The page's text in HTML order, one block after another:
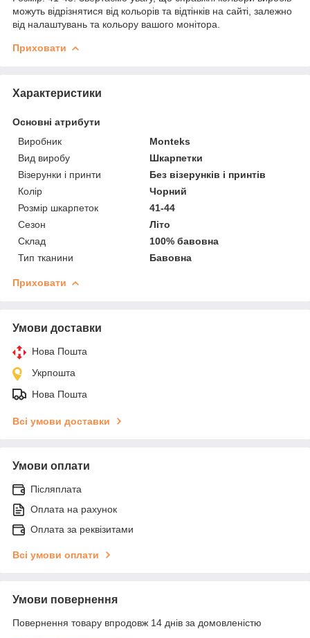
можуть відрізнятися від кольорів та відтінків на сайті, залежно
від налаштувань та кольору вашого монітора.
Приховати
Характеристики
Основні атрибути
Виробник
Monteks
Вид виробу
Шкарпетки
Візерунки і принти
Без візерунків і принтів
Колір
Чорний
Розмір шкарпеток
41-44
Сезон
Літо
Склад
100% бавовна
Тип тканини
Бавовна
Приховати
Умови доставки
Нова Пошта
Укрпошта
Нова Пошта
Всі умови доставки
Умови оплати
Післяплата
Оплата на рахунок
Оплата за реквізитами
Всі умови оплати
Умови повернення
Повернення товару впродовж 14 днів за домовленістю